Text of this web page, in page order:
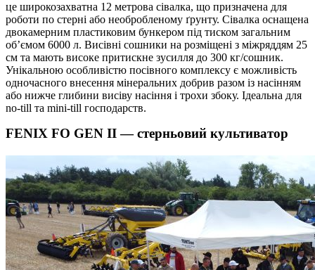
це широкозахватна 12 метрова сівалка, що призначена для
роботи по стерні або необробленому ґрунту. Сівалка оснащена
двокамерним пластиковим бункером під тиском загальним
об’ємом 6000 л. Висівні сошники на розміщені з міжряддям 25
см та мають високе притискне зусилля до 300 кг/сошник.
Унікальною особливістю посівного комплексу є можливість
одночасного внесення мінеральних добрив разом із насінням
або нижче глибини висіву насіння і трохи збоку. Ідеальна для
no-till та mini-till господарств.
FENIX FO GEN II — стерньовий культиватор